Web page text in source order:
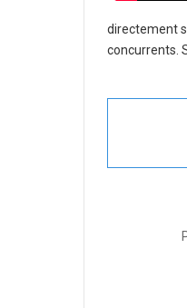
directement
concurrents.